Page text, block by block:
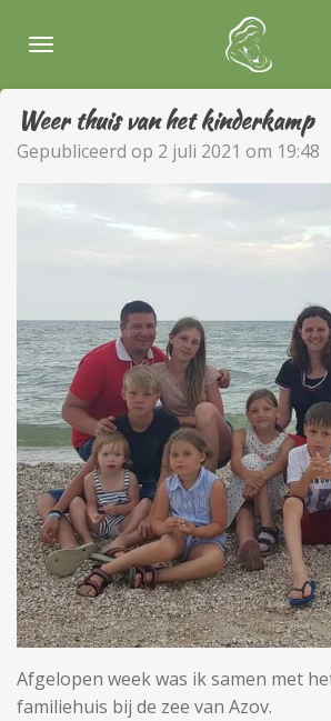
direct
de
hoofdinhoud
Weer thuis van het kinderkamp
Gepubliceerd op 2 juli 2021 om 19:48
Afgelopen week was ik samen met
familiehuis bij de zee van Azov.